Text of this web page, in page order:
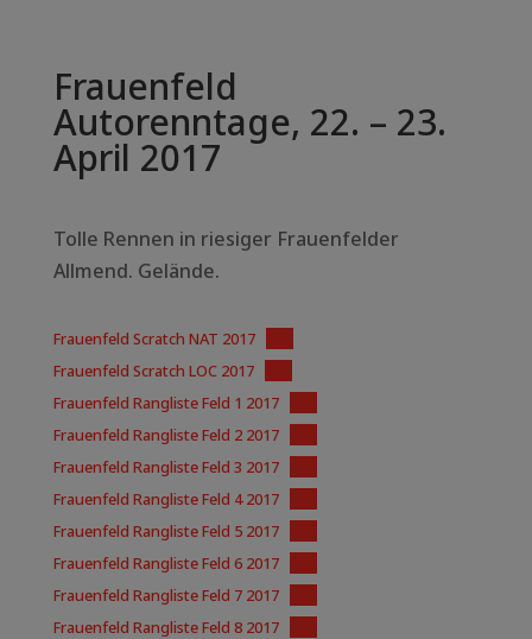
Frauenfeld
Autorenntage, 22. – 23.
April 2017
Tolle Rennen in riesiger Frauenfelder
Allmend. Gelände.
Frauenfeld Scratch NAT 2017
Frauenfeld Scratch LOC 2017
Frauenfeld Rangliste Feld 1 2017
Frauenfeld Rangliste Feld 2 2017
Frauenfeld Rangliste Feld 3 2017
Frauenfeld Rangliste Feld 4 2017
Frauenfeld Rangliste Feld 5 2017
Frauenfeld Rangliste Feld 6 2017
Frauenfeld Rangliste Feld 7 2017
Frauenfeld Rangliste Feld 8 2017